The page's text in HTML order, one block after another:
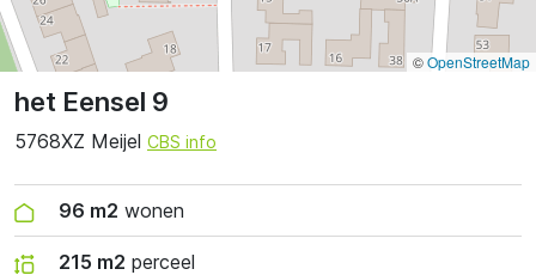
het Eensel 9
5768XZ Meijel CBS info
96 m2 wonen
215 m2 perceel
©OpenStreetMap